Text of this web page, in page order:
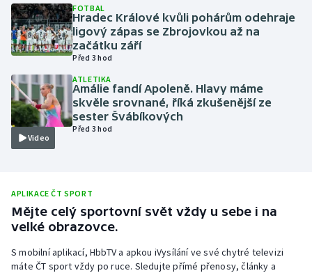
Motorsport
Olympijské hry
Parasport
Plavání
Ragby
Rychlobruslení
Rychlostní kanoistika
FOTBAL
Hradec Králové kvůli pohárům odehraje
ligový zápas se Zbrojovkou až na
začátku září
Před 3 hod
Video
ATLETIKA
Amálie fandí Apoleně. Hlavy máme
skvěle srovnané, říká zkušenější ze
sester Švábíkových
Před 3 hod
APLIKACE ČT SPORT
Mějte celý sportovní svět vždy u sebe i na
velké obrazovce.
S mobilní aplikací, HbbTV a apkou iVysílání ve své chytré televizi
máte ČT sport vždy po ruce. Sledujte přímé přenosy, články a